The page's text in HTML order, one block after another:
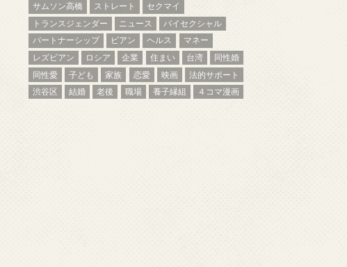
サムソン高橋
ストレート
セクマイ
トランスジェンダー
ニュース
バイセクシャル
パートナーシップ
ビアン ヘルス
マネー
レズビアン
ロシア 企業 住まい 台湾
同性婚
同性愛
子ども 家族 恋愛 映画
法的サポート
渋谷区
結婚 老後 職場 養子縁組 ４コマ漫画